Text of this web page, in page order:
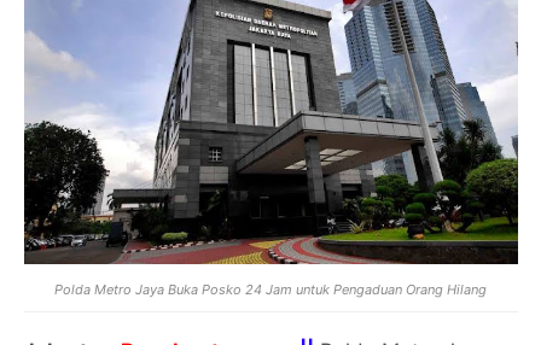
Polda Metro Jaya Buka Posko 24 Jam untuk Pengaduan Orang Hilang